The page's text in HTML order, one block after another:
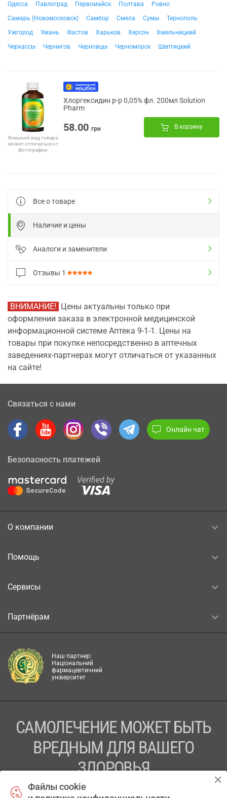
Одесса
Павлоград Первомайск Полтава
Ровно
Самарь (Новомосковск)
Самбор Смела Сумы
Тернополь
Ужгород
Умань Фастов Харьков Херсон
Хмельницкий
Черкассы
Чернигов Черновцы Черноморск Шептицкий
Внешний вид товара
может отличаться от
фотографии
Хлоргексидин р-р 0,05% фл. 200мл Solution
Pharm
58.00 грн В корзину
Все о товаре
Наличие и цены
Аналоги и заменители
Отзывы 1
ВНИМАНИЕ! Цены актуальны только при
оформлении заказа в электронной медицинской
информационной системе Аптека 9-1-1. Цены на
товары при покупке непосредственно в аптечных
заведениях-партнерах могут отличаться от указанных
на сайте!
Связаться с нами
Онлайн чат
Безопасность платежей
О компании
Помощь
Сервисы
Партнёрам
Наш партнер:
Національний
фармацевтичний
університет
САМОЛЕЧЕНИЕ МОЖЕТ БЫТЬ
ВРЕДНЫМ ДЛЯ ВАШЕГО
ЗДОРОВЬЯ
ПЕРЕД ПРИМЕНЕНИЕМ ПРЕПАРАТА
Файлы cookie